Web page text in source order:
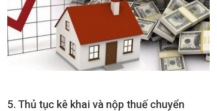
5. Thủ tục kê khai và nộp thuế chuyển